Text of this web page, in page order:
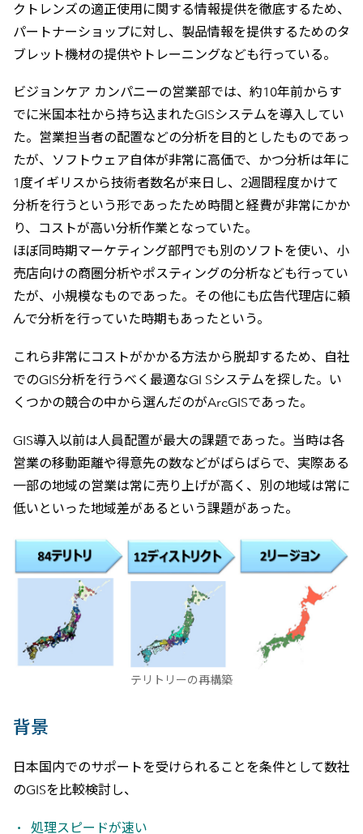
クトレンズの適正使用に関する情報提供を徹底するため、
パートナーショップに対し、製品情報を提供するためのタ
ブレット機材の提供やトレーニングなども行っている。
ビジョンケア カンパニーの営業部では、約10年前からす
でに米国本社から持ち込まれたGISシステムを導入してい
た。営業担当者の配置などの分析を目的としたものであっ
たが、ソフトウェア自体が非常に高価で、かつ分析は年に
1度イギリスから技術者数名が来日し、2週間程度かけて
分析を行うという形であったため時間と経費が非常にかか
り、コストが高い分析作業となっていた。
ほぼ同時期マーケティング部門でも別のソフトを使い、小
売店向けの商圏分析やポスティングの分析なども行ってい
たが、小規模なものであった。その他にも広告代理店に頼
んで分析を行っていた時期もあったという。
これら非常にコストがかかる方法から脱却するため、自社
でのGIS分析を行うべく最適なGI Sシステムを探した。い
くつかの競合の中から選んだのがArcGISであった。
GIS導入以前は人員配置が最大の課題であった。当時は各
営業の移動距離や得意先の数などがばらばらで、実際ある
一部の地域の営業は常に売り上げが高く、別の地域は常に
低いといった地域差があるという課題があった。
テリトリーの再構築
背景
日本国内でのサポートを受けられることを条件として数社
のGISを比較検討し、
処理スピードが速い